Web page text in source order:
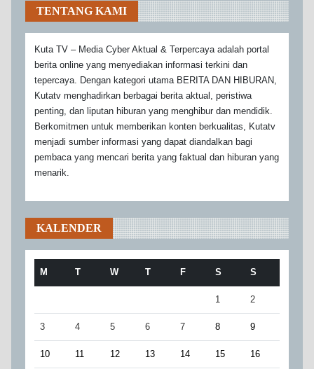
TENTANG KAMI
Kuta TV – Media Cyber Aktual & Terpercaya adalah portal
berita online yang menyediakan informasi terkini dan
tepercaya. Dengan kategori utama BERITA DAN HIBURAN,
Kutatv menghadirkan berbagai berita aktual, peristiwa
penting, dan liputan hiburan yang menghibur dan mendidik.
Berkomitmen untuk memberikan konten berkualitas, Kutatv
menjadi sumber informasi yang dapat diandalkan bagi
pembaca yang mencari berita yang faktual dan hiburan yang
menarik.
KALENDER
M T W T F S S
1 2
3 4 5 6 7 8 9
10 11 12 13 14 15 16